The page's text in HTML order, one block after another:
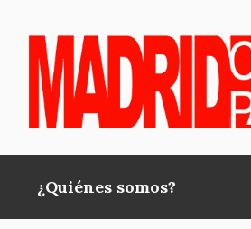
Main
¿Quiénes somos?